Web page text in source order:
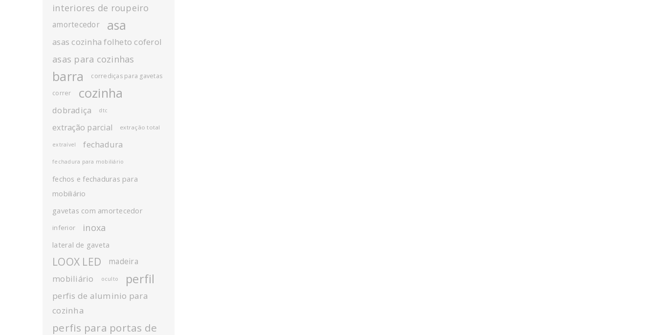
interiores de roupeiro
amortecedor asa
asas cozinha folheto coferol
asas para cozinhas
barra corrediças para gavetas
correr cozinha
dobradiça dtc
extração parcial extração total
extraível fechadura
fechadura para mobiliário
fechos e fechaduras para
mobiliário
gavetas com amortecedor
inferior inoxa
lateral de gaveta
LOOX LED madeira
mobiliário oculto perfil
perfis de aluminio para
cozinha
perfis para portas de